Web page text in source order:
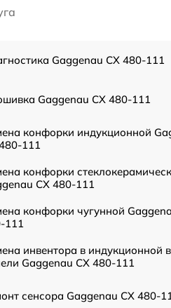
Gaggenau CX 480-111
Gaggenau CX 480-111
конфорки индукционной
111
конфорки
CX 480-111
конфорки чугунной
111
инвентора в индукционной
Gaggenau CX 480-111
сенсора Gaggenau CX 480-